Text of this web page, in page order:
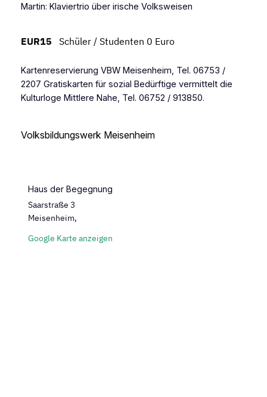
Martin: Klaviertrio über irische Volksweisen
EUR15 Schüler / Studenten 0 Euro
Kartenreservierung VBW Meisenheim, Tel. 06753 /
2207 Gratiskarten für sozial Bedürftige vermittelt die
Kulturloge Mittlere Nahe, Tel. 06752 / 913850.
Volksbildungswerk Meisenheim
Haus der Begegnung
Saarstraße 3
Meisenheim,
Google Karte anzeigen